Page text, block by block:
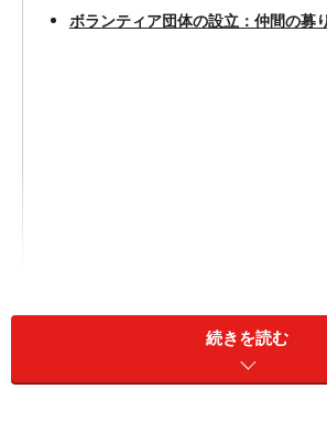
ボランティア団体の設立：仲間の募
ボランティア団体の設立：記録と情
続きを読む